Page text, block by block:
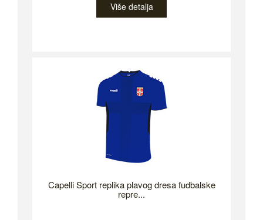
Više detalja
Capelli Sport replika plavog dresa fudbalske
repre...